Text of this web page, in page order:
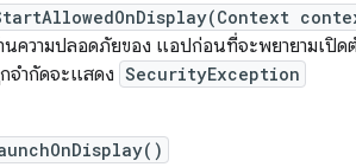
นความปลอดภัยของ แอปก่อนที่จะพยายามเปิด
จำกัดจะแสดง SecurityException